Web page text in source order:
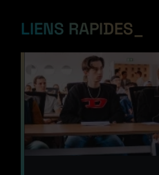
LIENS RAPIDES